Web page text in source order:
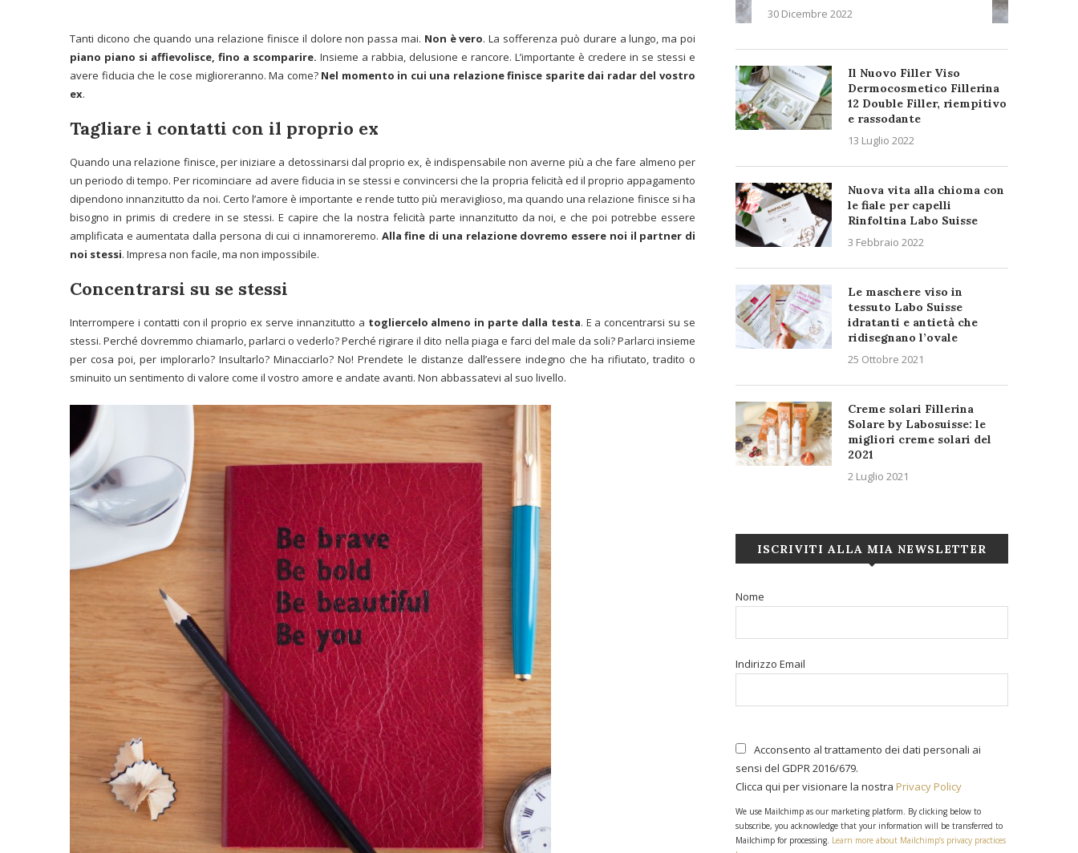
Tanti dicono che quando una relazione finisce il dolore non passa mai. Non è vero. La sofferenza può durare a lungo, ma poi
piano piano si affievolisce, fino a scomparire. Insieme a rabbia, delusione e rancore. L’importante è credere in se stessi e
avere fiducia che le cose miglioreranno. Ma come? Nel momento in cui una relazione finisce sparite dai radar del vostro
ex.
Tagliare i contatti con il proprio ex
Quando una relazione finisce, per iniziare a detossinarsi dal proprio ex, è indispensabile non averne più a che fare almeno per
un periodo di tempo.Per ricominciare ad avere fiducia in se stessi e convincersi che la propria felicità ed il proprio appagamento
dipendono innanzitutto da noi. Certo l’amore è importante e rende tutto più meraviglioso, ma quando una relazione finisce si ha
bisogno in primis di credere in se stessi. E capire che la nostra felicità parte innanzitutto da noi, e che poi potrebbe essere
amplificata e aumentata dalla persona di cui ci innamoreremo. Alla fine di una relazione dovremo essere noi il partner di
noi stessi. Impresa non facile, ma non impossibile.
Concentrarsi su se stessi
Interrompere i contatti con il proprio ex serve innanzitutto a togliercelo almeno in parte dalla testa. E a concentrarsi su se
stessi. Perché dovremmo chiamarlo, parlarci o vederlo? Perché rigirare il dito nella piaga e farci del male da soli? Parlarci insieme
per cosa poi, per implorarlo? Insultarlo? Minacciarlo? No! Prendete le distanze dall’essere indegno che ha rifiutato, tradito o
sminuito un sentimento di valore come il vostro amore e andate avanti. Non abbassatevi al suo livello.
30 Dicembre 2022
Il Nuovo Filler Viso
Dermocosmetico Fillerina
12 Double Filler, riempitivo
e rassodante
13 Luglio 2022
Nuova vita alla chioma con
le fiale per capelli
Rinfoltina Labo Suisse
3 Febbraio 2022
Le maschere viso in
tessuto Labo Suisse
idratanti e antietà che
ridisegnano l’ovale
25 Ottobre 2021
Creme solari Fillerina
Solare by Labosuisse: le
migliori creme solari del
2021
2 Luglio 2021
ISCRIVITI ALLA MIA NEWSLETTER
Nome
Indirizzo Email
Acconsento al trattamento dei dati personali ai
sensi del GDPR 2016/679.
Clicca qui per visionare la nostra Privacy Policy
We use Mailchimp as our marketing platform. By clicking below to
subscribe, you acknowledge that your information will be transferred to
Mailchimp for processing. Learn more about Mailchimp’s privacy practices